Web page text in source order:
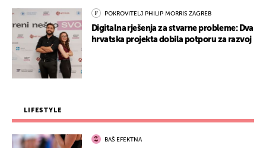
POKROVITELJ PHILIP MORRIS ZAGREB
Digitalna rješenja za stvarne probleme: Dva
hrvatska projekta dobila potporu za razvoj
LIFESTYLE
BAŠ EFEKTNA